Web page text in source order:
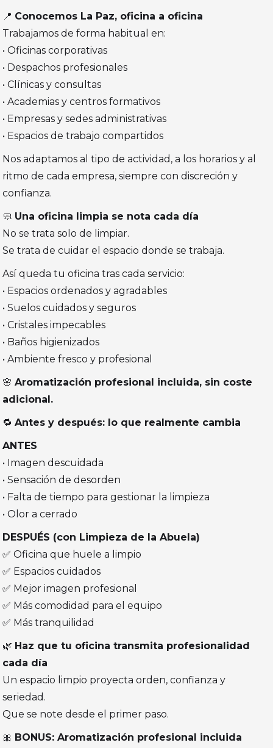
📍 Conocemos La Paz, oficina a oficina
Trabajamos de forma habitual en:
• Oficinas corporativas
• Despachos profesionales
• Clínicas y consultas
• Academias y centros formativos
• Empresas y sedes administrativas
• Espacios de trabajo compartidos
Nos adaptamos al tipo de actividad, a los horarios y al
ritmo de cada empresa, siempre con discreción y
confianza.
🧼 Una oficina limpia se nota cada día
No se trata solo de limpiar.
Se trata de cuidar el espacio donde se trabaja.
Así queda tu oficina tras cada servicio:
• Espacios ordenados y agradables
• Suelos cuidados y seguros
• Cristales impecables
• Baños higienizados
• Ambiente fresco y profesional
🌸Aromatización profesional incluida, sin coste
adicional.
🔁Antes y después: lo que realmente cambia
ANTES
• Imagen descuidada
• Sensación de desorden
• Falta de tiempo para gestionar la limpieza
• Olor a cerrado
DESPUÉS (con Limpieza de la Abuela)
✅ Oficina que huele a limpio
✅ Espacios cuidados
✅ Mejor imagen profesional
✅ Más comodidad para el equipo
✅ Más tranquilidad
🌿 Haz que tu oficina transmita profesionalidad
cada día
Un espacio limpio proyecta orden, confianza y
seriedad.
Que se note desde el primer paso.
🎀 BONUS: Aromatización profesional incluida